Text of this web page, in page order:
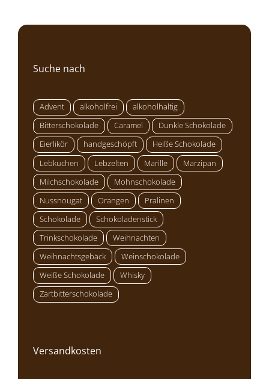
Suche nach
Advent alkoholfrei
alkoholhaltig
Bitterschokolade
Caramel
Dunkle Schokolade
Eierlikör
handgeschöpft
Heiße Schokolade
Lebkuchen
Lebzelten Marille
Marzipan
Milchschokolade
Mohnschokolade
Nussnougat
Orangen
Pralinen
Schokolade
Schokoladenstick
Trinkschokolade
Weihnachten
Weihnachtsgebäck
Weinschokolade
Weiße Schokolade
Whisky
Zartbitterschokolade
Versandkosten